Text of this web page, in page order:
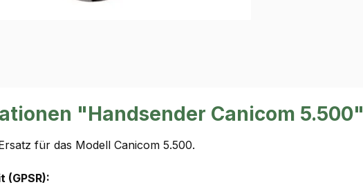
"Handsender Canicom 5.500"
für das Modell Canicom 5.500.